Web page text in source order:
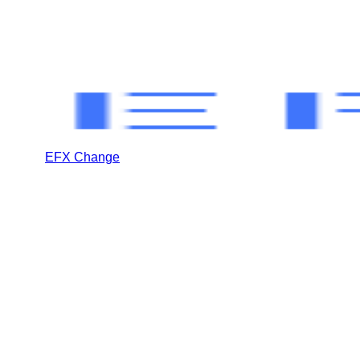
EFX Change